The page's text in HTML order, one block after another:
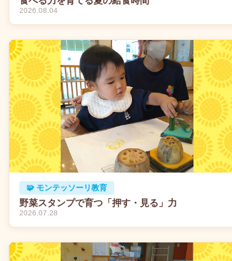
2026.08.04
🧩 モンテッソーリ教育
野菜スタンプで育つ「押す・見る」力
2026.07.28